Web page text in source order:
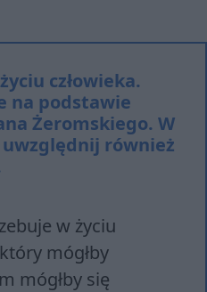
człowieka.
na podstawie
Żeromskiego. W
również
w życiu
mógłby
mógłby się